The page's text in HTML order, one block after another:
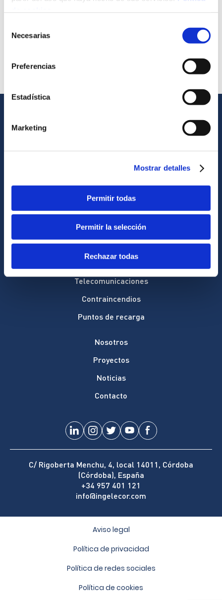
Necesarias
Preferencias
Estadística
Marketing
Mostrar detalles
Permitir todas
Permitir la selección
Rechazar todas
Iluminación
Asesoría energética
Sistemas CCTV
Telecomunicaciones
Contraincendios
Puntos de recarga
Nosotros
Proyectos
Noticias
Contacto
C/ Rigoberta Menchu, 4, local 14011, Córdoba
(Córdoba), España
+34 957 401 121
info@ingelecor.com
Aviso legal
Política de privacidad
Política de redes sociales
Política de cookies